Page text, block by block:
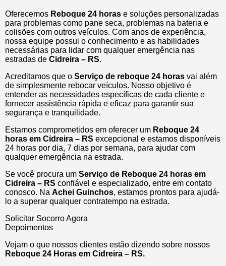
Oferecemos Reboque 24 horas e soluções personalizadas
para problemas como pane seca, problemas na bateria e
colisões com outros veículos. Com anos de experiência,
nossa equipe possui o conhecimento e as habilidades
necessárias para lidar com qualquer emergência nas
estradas de Cidreira – RS.
Acreditamos que o Serviço de reboque 24 horas vai além
de simplesmente rebocar veículos. Nosso objetivo é
entender as necessidades específicas de cada cliente e
fornecer assistência rápida e eficaz para garantir sua
segurança e tranquilidade.
Estamos comprometidos em oferecer um Reboque 24
horas em Cidreira – RS excepcional e estamos disponíveis
24 horas por dia, 7 dias por semana, para ajudar com
qualquer emergência na estrada.
Se você procura um Serviço de Reboque 24 horas em
Cidreira – RS confiável e especializado, entre em contato
conosco. Na Achei Guinchos, estamos prontos para ajudá-
lo a superar qualquer contratempo na estrada.
Solicitar Socorro Agora
Depoimentos
Vejam o que nossos clientes estão dizendo sobre nossos
Reboque 24 Horas em Cidreira – RS.